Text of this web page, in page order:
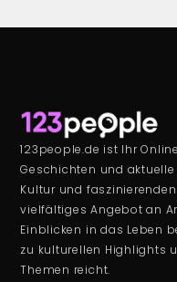
123people.de ist Ihr
Geschichten und
Kultur und
vielfältiges Angebot an
Einblicken in das Leben
zu kulturellen Highlights
Themen reicht.